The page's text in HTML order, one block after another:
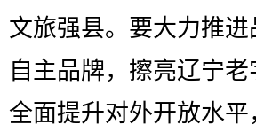
文旅强县。要大力推
自主品牌，擦亮辽宁老
全面提升对外开放水